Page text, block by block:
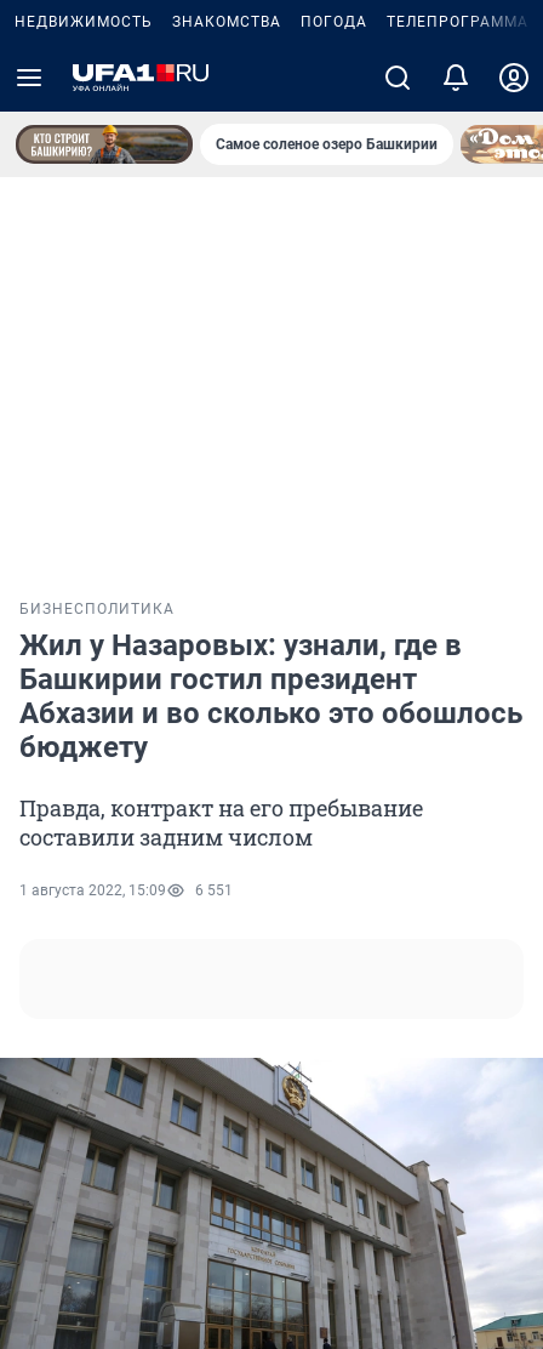
НЕДВИЖИМОСТЬ ЗНАКОМСТВА ПОГОДА ТЕЛЕПРОГРАММА
Самое соленое озеро Башкирии
БИЗНЕС ПОЛИТИКА
Жил у Назаровых: узнали, где в
Башкирии гостил президент
Абхазии и во сколько это обошлось
бюджету
Правда, контракт на его пребывание
составили задним числом
1 августа 2022, 15:09 6 551